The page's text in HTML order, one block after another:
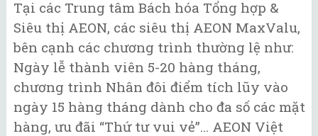
Tại các Trung tâm Bách hóa Tổng hợp &
Siêu thị AEON, các siêu thị AEON MaxValu,
bên cạnh các chương trình thường lệ như:
Ngày lễ thành viên 5-20 hàng tháng,
chương trình Nhân đôi điểm tích lũy vào
ngày 15 hàng tháng dành cho đa số các mặt
hàng, ưu đãi “Thứ tư vui vẻ”... AEON Việt